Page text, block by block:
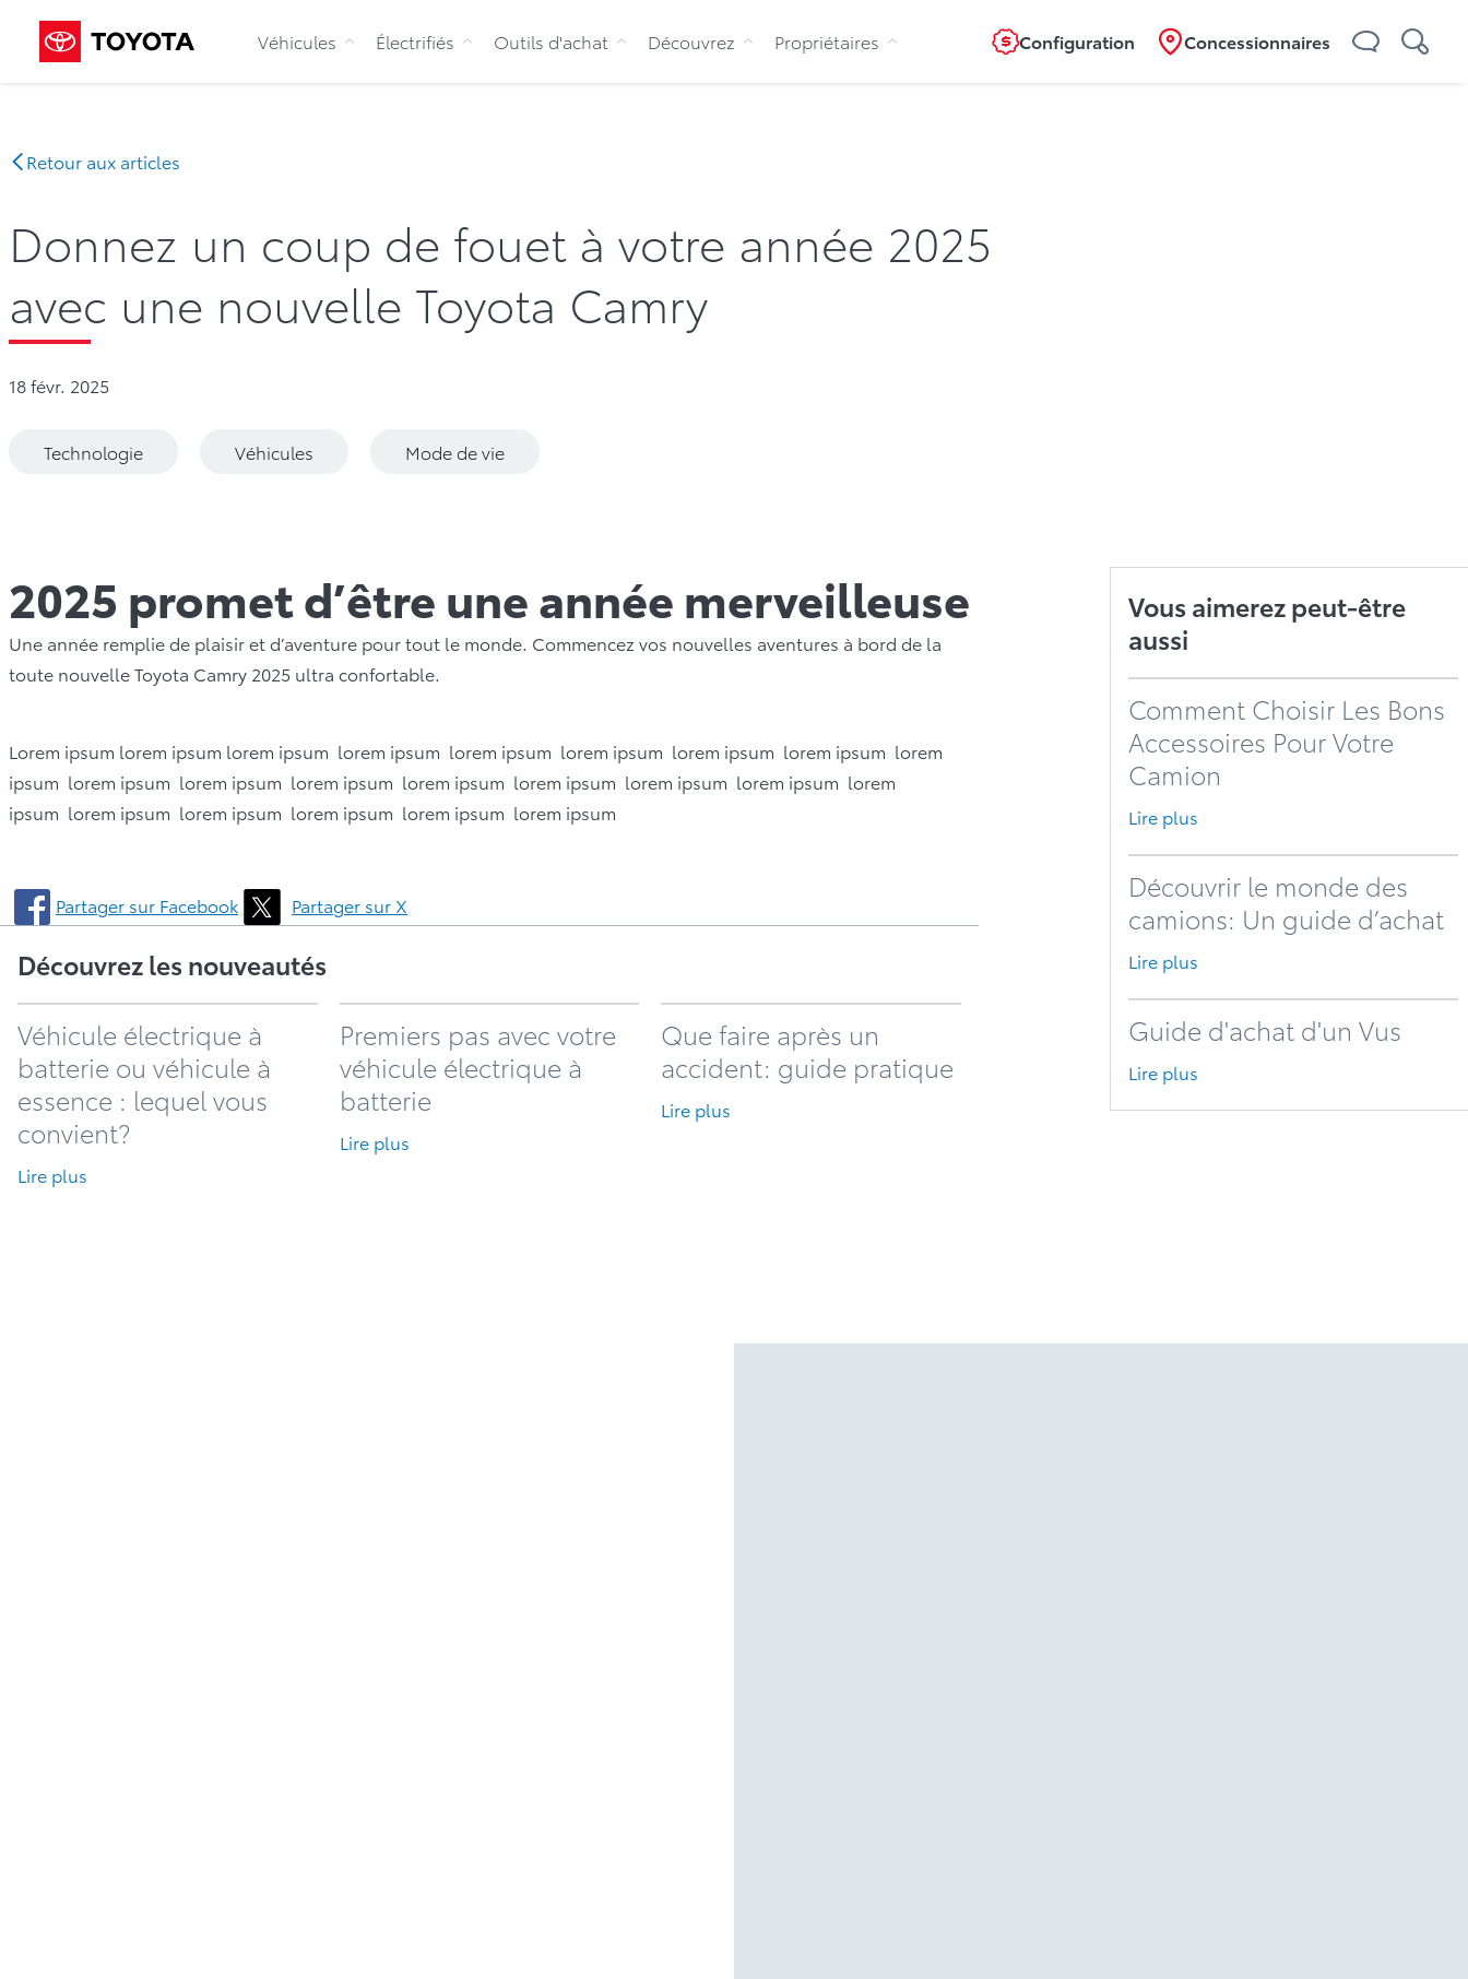
Véhicules Électrifiés Outils d'achat Découvrez Propriétaires Configuration Concessionnaires
Retour aux articles
Donnez un coup de fouet à votre année 2025
avec une nouvelle Toyota Camry
18 févr. 2025
Technologie Véhicules Mode de vie
2025 promet d’être une année merveilleuse
Une année remplie de plaisir et d’aventure pour tout le monde. Commencez vos nouvelles aventures à bord de la
toute nouvelle Toyota Camry 2025 ultra confortable.
Lorem ipsum lorem ipsum lorem ipsum lorem ipsum lorem ipsum lorem ipsum lorem ipsum lorem ipsum lorem
ipsum lorem ipsum lorem ipsum lorem ipsum lorem ipsum lorem ipsum lorem ipsum lorem ipsum lorem
ipsum lorem ipsum lorem ipsum lorem ipsum lorem ipsum lorem ipsum
Partager sur Facebook Partager sur X
Découvrez les nouveautés
Véhicule électrique à
batterie ou véhicule à
essence : lequel vous
convient?
Lire plus
Premiers pas avec votre
véhicule électrique à
batterie
Lire plus
Que faire après un
accident: guide pratique
Lire plus
Vous aimerez peut-être
aussi
Comment Choisir Les Bons
Accessoires Pour Votre
Camion
Lire plus
Découvrir le monde des
camions: Un guide d’achat
Lire plus
Guide d'achat d'un Vus
Lire plus